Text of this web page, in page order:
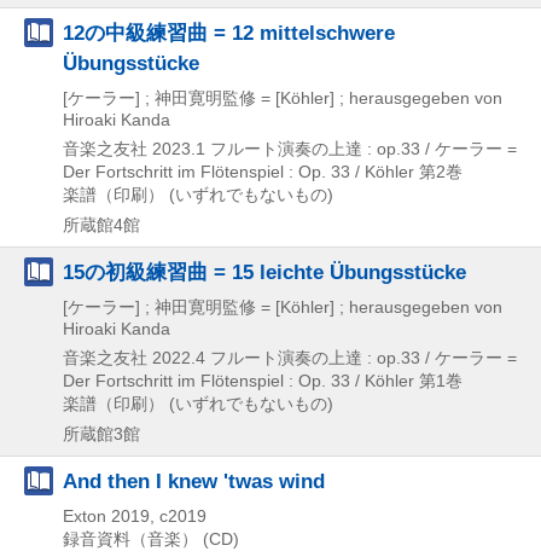
12の中級練習曲 = 12 mittelschwere
Übungsstücke
[ケーラー] ; 神田寛明監修 = [Köhler] ; herausgegeben von
Hiroaki Kanda
音楽之友社 2023.1 フルート演奏の上達 : op.33 / ケーラー =
Der Fortschritt im Flötenspiel : Op. 33 / Köhler 第2巻
楽譜（印刷） (いずれでもないもの)
所蔵館4館
15の初級練習曲 = 15 leichte Übungsstücke
[ケーラー] ; 神田寛明監修 = [Köhler] ; herausgegeben von
Hiroaki Kanda
音楽之友社 2022.4 フルート演奏の上達 : op.33 / ケーラー =
Der Fortschritt im Flötenspiel : Op. 33 / Köhler 第1巻
楽譜（印刷） (いずれでもないもの)
所蔵館3館
And then I knew 'twas wind
Exton 2019, c2019
録音資料（音楽） (CD)